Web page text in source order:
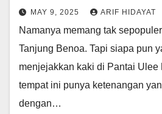
MAY 9, 2025 ARIF HIDAYAT
Namanya memang tak
Tanjung Benoa. Tapi siapa pun
menjejakkan kaki di Pantai Ulee
tempat ini punya ketenangan
dengan…